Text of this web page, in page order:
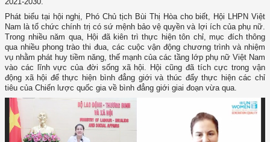
Phát biểu tại hội nghị, Phó Chủ tịch Bùi Thị Hòa cho biết, Hội LHPN Việt
Nam là tổ chức chính trị có sứ mệnh bảo vệ quyền và lợi ích của phụ nữ.
Trong nhiều năm qua, Hội đã kiên trì thực hiện tôn chỉ, mục đích thông
qua nhiều phong trào thi đua, các cuộc vận động chương trình và nhiệm
vụ nhằm phát huy tiềm năng, thế mạnh của các tầng lớp phụ nữ Việt Nam
vào các lĩnh vực của đời sống xã hội. Hội cũng đã tích cực trong vận
động xã hội để thực hiện bình đẳng giới và thúc đẩy thực hiện các chỉ
tiêu của Chiến lược quốc gia về bình đẳng giới giai đoạn vừa qua.